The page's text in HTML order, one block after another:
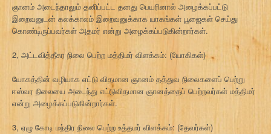
ஞானம் அடைந்தாலும் தனிப்பட்ட தனது பெயரினால் அழைக்கப்பட்டு
இறைவனுடன் கலக்காலம் இறைவனுக்காக யாகங்கள் பூஜைகள் செய்து
கொண்டிருப்பவர்கள் அதமர் என்று அழைக்கப்படுகின்றார்கள்.
2, அட்டவித்தீசுர நிலை பெற்ற மத்திமர் விளக்கம்: (யோகிகள்)
யோகத்தின் வழியாக எட்டு விதமான ஞானம் தத்துவ நிலைகளைப் பெற்று
ஈஸ்வர நிலையை அடைந்து எட்டுவிதமான ஞானத்தைப் பெற்றவர்கள் மத்திமர்
என்று அழைக்கப்படுகின்றார்கள்.
3, ஏழு கோடி மந்திர நிலை பெற்ற உத்தமர் விளக்கம்: (தேவர்கள்)